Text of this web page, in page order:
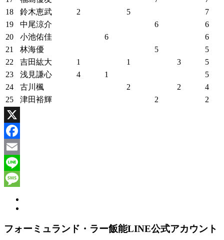
18
鈴木恵武 2 5
7
19
中尾涼介 6
6
20
小池佑佳 6
6
21
林海優 5
5
22
吉田紘大 1 1 3
5
23
浅見謙心 4 1
5
24
古川楓 2 2
4
25
津田裕輝 2 2
X
Facebook
Email
Line
フォーミュランド・ラー飯能LINE公式アカウント